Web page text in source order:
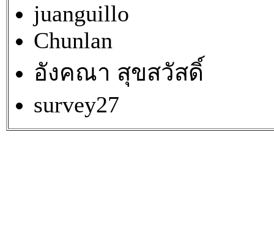
juanguillo
Chunlan
อังคณา สุขสวัสดิ์
survey27